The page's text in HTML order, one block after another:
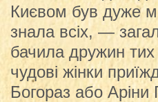
Києвом був дуже
знала всіх, —
бачила дружин тих
чудові жінки
Богораз або Аріни